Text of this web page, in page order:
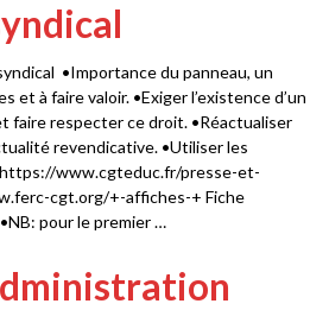
•Importance du panneau, un
à faire valoir. •Exiger l’existence d’un
faire respecter ce droit. •Réactualiser
revendicative. •Utiliser les
www.cgteduc.fr/presse-et-
cgt.org/+-affiches-+ Fiche
pour le premier …